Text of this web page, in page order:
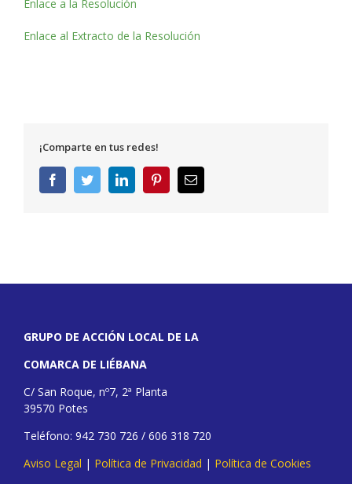
Enlace a la Resolución
Enlace al Extracto de la Resolución
¡Comparte en tus redes!
FacebookTwitterLinkedInPinterestCorreo
electrónico
GRUPO DE ACCIÓN LOCAL DE LA
COMARCA DE LIÉBANA
C/ San Roque, nº7, 2ª Planta
39570 Potes
Teléfono: 942 730 726 / 606 318 720
Aviso Legal | Política de Privacidad | Política de Cookies